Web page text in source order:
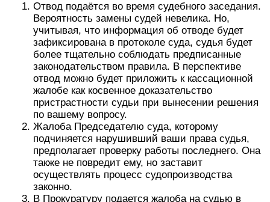
Отвод подаётся во время судебного заседания.
Вероятность замены судей невелика. Но,
учитывая, что информация об отводе будет
зафиксирована в протоколе суда, судья будет
более тщательно соблюдать предписанные
законодательством правила. В перспективе
отвод можно будет приложить к кассационной
жалобе как косвенное доказательство
пристрастности судьи при вынесении решения
по вашему вопросу.
Жалоба Председателю суда, которому
подчиняется нарушивший ваши права судья,
предполагает проверку работы последнего. Она
также не повредит ему, но заставит
осуществлять процесс судопроизводства
законно.
В Прокуратуру подается жалоба на судью в